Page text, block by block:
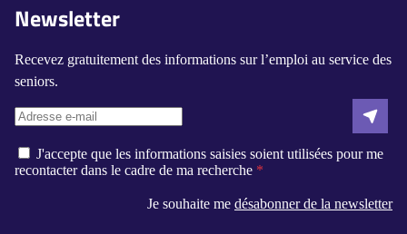
Newsletter
Recevez gratuitement des informations sur l’emploi au service des
seniors.
J'accepte que les informations saisies soient utilisées pour me
recontacter dans le cadre de ma recherche
Je souhaite me désabonner de la newsletter